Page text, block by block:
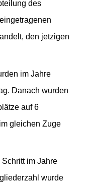
des
den jetzigen
im Jahre
Danach wurden
auf 6
gleichen Zuge
im Jahre
wurde